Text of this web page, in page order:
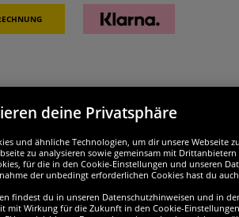
Wir sind
deine Privatsphäre
und ähnliche Technologien, um dir unsere Webseite
zu analysieren sowie gemeinsam mit
für die in den Cookie-Einstellungen und unseren
der unbedingt erforderlichen Cookies hast du
findest du in unseren Datenschutzhinweisen und in
mit Wirkung für die Zukunft in den Cookie-